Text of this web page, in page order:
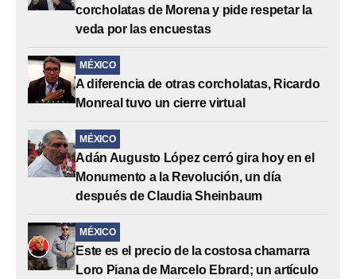
corcholatas de Morena y pide respetar la
veda por las encuestas
MÉXICO
A diferencia de otras corcholatas, Ricardo
Monreal tuvo un cierre virtual
MÉXICO
Adán Augusto López cerró gira hoy en el
Monumento a la Revolución, un día
después de Claudia Sheinbaum
MÉXICO
Este es el precio de la costosa chamarra
Loro Piana de Marcelo Ebrard; un artículo